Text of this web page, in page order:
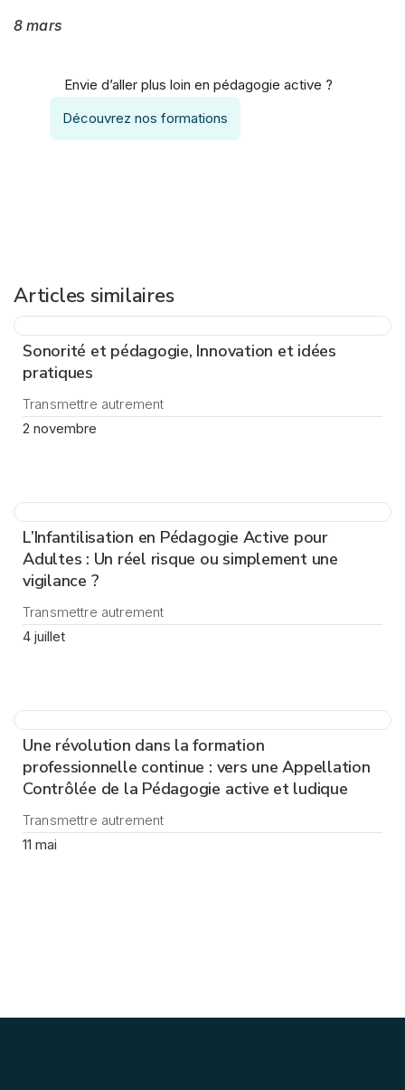
8 mars
Envie d’aller plus loin en pédagogie active ?
Découvrez nos formations
Articles similaires
Sonorité et pédagogie, Innovation et idées
pratiques
Transmettre autrement
2 novembre
L’Infantilisation en Pédagogie Active pour
Adultes : Un réel risque ou simplement une
vigilance ?
Transmettre autrement
4 juillet
Une révolution dans la formation
professionnelle continue : vers une Appellation
Contrôlée de la Pédagogie active et ludique
Transmettre autrement
11 mai